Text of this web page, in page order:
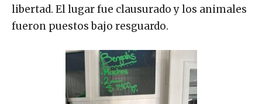
libertad. El lugar fue clausurado y los animales
fueron puestos bajo resguardo.